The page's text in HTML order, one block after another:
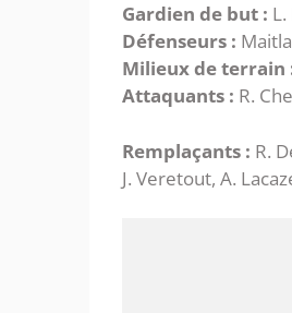
Gardien de but :
Défenseurs :
Milieux de terrain
Attaquants : R.
Remplaçants : R.
J. Veretout, A.